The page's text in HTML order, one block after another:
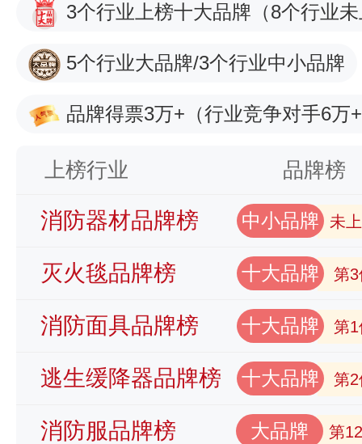
3个行业上榜十大品牌 （8个行业
5个行业大品牌/3个行业中小品牌
品牌得票3万+ （行业竞争对手6万
上榜行业 品牌榜
消防器材品牌榜 中小品牌 未
灭火毯品牌榜 十大品牌 第3
消防面具品牌榜 十大品牌 第1
逃生缓降器品牌榜 十大品牌 第2
消防服品牌榜 大品牌 第